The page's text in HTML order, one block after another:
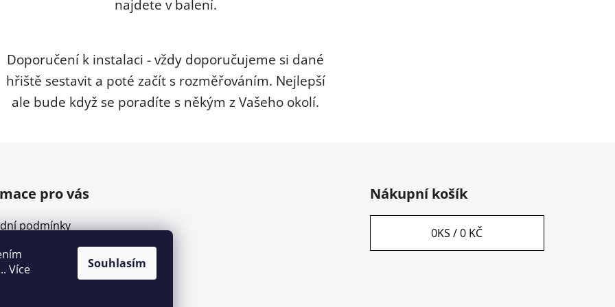
Více
Souhlasím
najdete v balení.
Doporučení k instalaci - vždy doporučujeme si dané
hřiště sestavit a poté začít s rozměřováním. Nejlepší
ale bude když se poradíte s někým z Vašeho okolí.
pro vás
podmínky
ochrany osobních
a vrácení zboží
Nákupní košík
0KS /0 KČ